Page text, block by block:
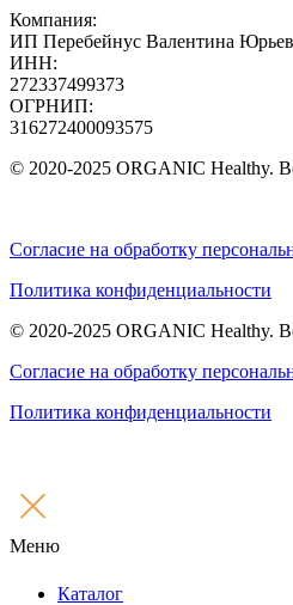
Компания:
ИП Перебейнус Валентина
ИНН:
272337499373
ОГРНИП:
316272400093575
© 2020-2025 ORGANIC Healthy.
Согласие на обработку
Политика конфиденциальности
© 2020-2025 ORGANIC Healthy.
Согласие на обработку
Политика конфиденциальности
Меню
Каталог